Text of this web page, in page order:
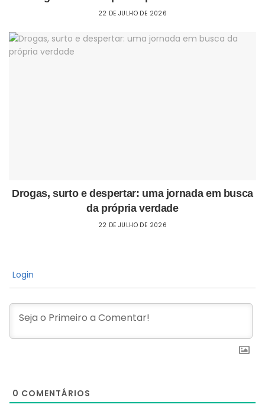
22 DE JULHO DE 2026
Drogas, surto e despertar: uma jornada em busca
da própria verdade
22 DE JULHO DE 2026
Login
0 COMENTÁRIOS